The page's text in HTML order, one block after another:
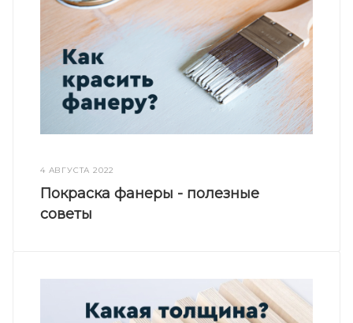
4 АВГУСТА 2022
Покраска фанеры - полезные
советы